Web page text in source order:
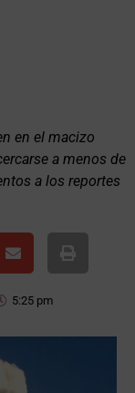
en el macizo
a menos de
a los reportes
5:25 pm